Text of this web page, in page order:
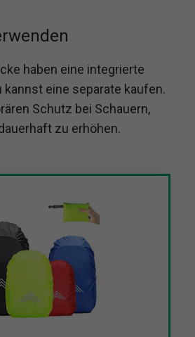
haben eine integrierte
kannst eine separate kaufen.
Schutz bei Schauern,
zu erhöhen.